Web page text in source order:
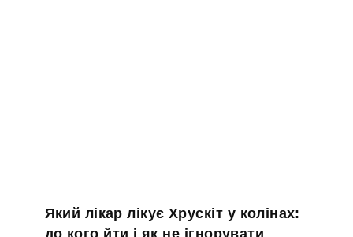
Який лікар лікує Хрускіт у колінах:
до кого йти і як не ігнорувати